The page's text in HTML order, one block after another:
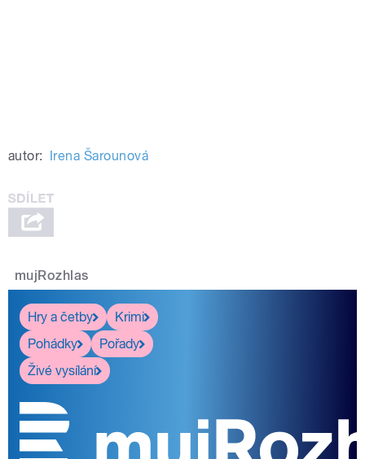
autor: Irena Šarounová
mujRozhlas
Hry a četby
Krimi
Pohádky
Pořady
Živé vysílání